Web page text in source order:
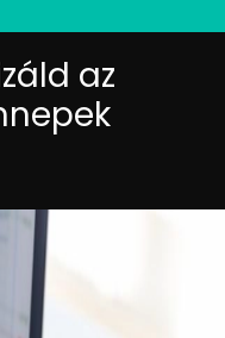
az